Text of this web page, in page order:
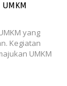
yang
Kegiatan
UMKM